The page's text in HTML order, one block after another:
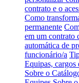
contrato e o
Como
permanente
em um contrato
automática de
funcionário/a
Equipas, cargos
Sobre o